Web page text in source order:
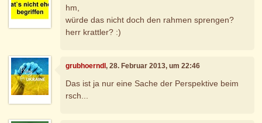
hm,
würde das nicht doch den rahmen sprengen?
herr krattler? :)
grubhoerndl, 28. Februar 2013, um 22:46
Das ist ja nur eine Sache der Perspektive beim
rsch...